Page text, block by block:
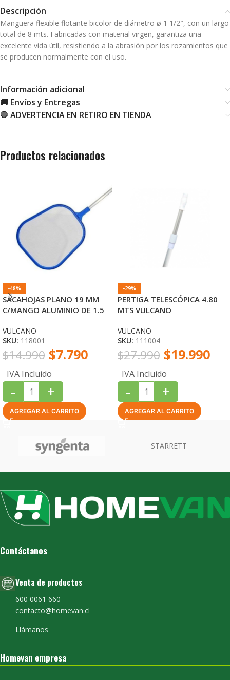
Descripción
Manguera flexible flotante bicolor de diámetro ø 1 1/2″, con un largo
total de 8 mts. Fabricadas con material virgen, garantiza una
excelente vida útil, resistiendo a la abrasión por los rozamientos que
se producen normalmente con el uso.
Información adicional
🚚 Envíos y Entregas
🛑 ADVERTENCIA EN RETIRO EN TIENDA
Productos relacionados
-48%
SACAHOJAS PLANO 19 MM
C/MANGO ALUMINIO DE 1.5
VULCANO
SKU: 118001
$14.990 $7.790
IVA Incluido
- +
AGREGAR AL CARRITO
-29%
PERTIGA TELESCÓPICA 4.80
MTS VULCANO
VULCANO
SKU: 111004
$27.990 $19.990
IVA Incluido
- +
AGREGAR AL CARRITO
Contáctanos
Venta de productos
600 0061 660
contacto@homevan.cl
Llámanos
Homevan empresa